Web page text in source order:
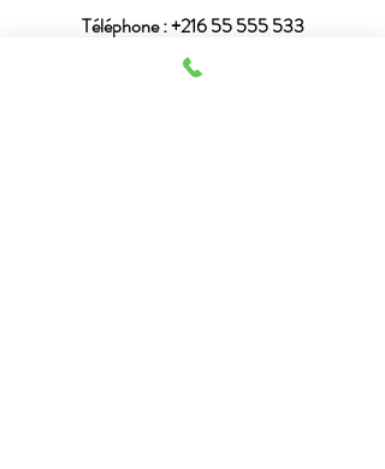
Téléphone :+216 55 555 533
astucedecotunisie@outlook.fr